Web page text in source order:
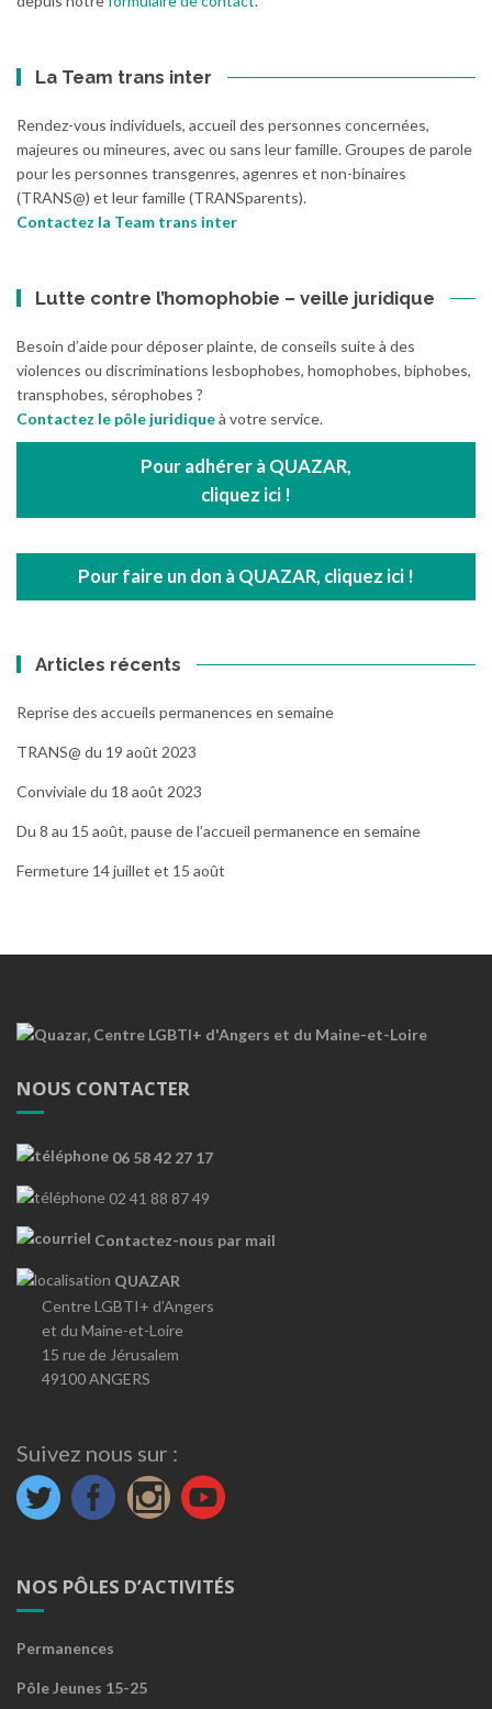
La Team trans inter
Rendez-vous individuels, accueil des personnes concernées,
majeures ou mineures, avec ou sans leur famille. Groupes de parole
pour les personnes transgenres, agenres et non-binaires
(TRANS@) et leur famille (TRANSparents).
Contactez la Team trans inter
Lutte contre l’homophobie – veille juridique
Besoin d’aide pour déposer plainte, de conseils suite à des
violences ou discriminations lesbophobes, homophobes, biphobes,
transphobes, sérophobes ?
Contactez le pôle juridiqueà votre service.
Pour adhérer à QUAZAR,
cliquez ici !
Pour faire un don à QUAZAR, cliquez ici !
Articles récents
Reprise des accueils permanences en semaine
TRANS@ du 19 août 2023
Conviviale du 18 août 2023
Du 8 au 15 août, pause de l’accueil permanence en semaine
Fermeture 14 juillet et 15 août
NOUS CONTACTER
06 58 42 27 17
02 41 88 87 49
Contactez-nous par mail
QUAZAR
Centre LGBTI+ d’Angers
et du Maine-et-Loire
15 rue de Jérusalem
49100 ANGERS
Suivez nous sur :
NOS PÔLES D’ACTIVITÉS
Permanences
Pôle Jeunes 15-25